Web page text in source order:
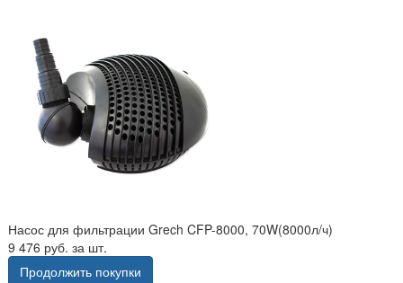
Насос для фильтрации Grech CFP-8000, 70W(8000л/ч)
9 476 руб. за шт.
Продолжить покупки